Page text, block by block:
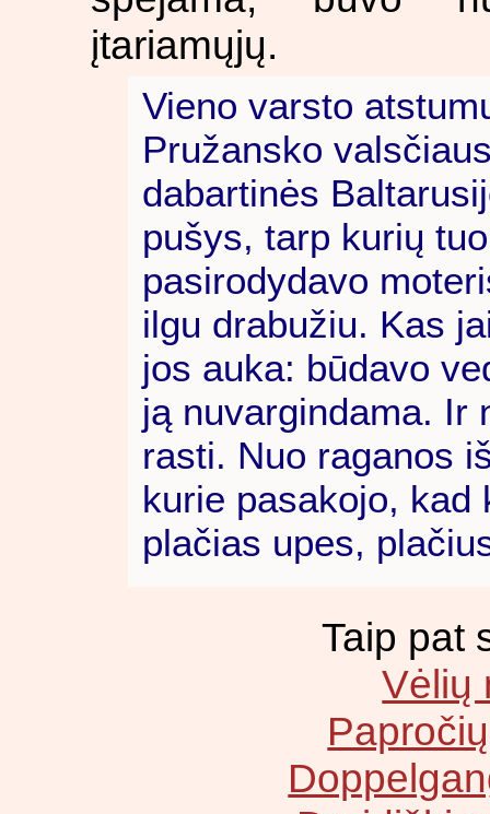
įtariamųjų.
Vieno varsto
Pružansko
dabartinės
pušys, tarp kurių
pasirodydavo
ilgu drabužiu. Kas
jos auka: būdavo
ją nuvargindama. Ir
rasti. Nuo raganos
kurie pasakojo, kad
plačias upes,
Taip pat
Vėlių